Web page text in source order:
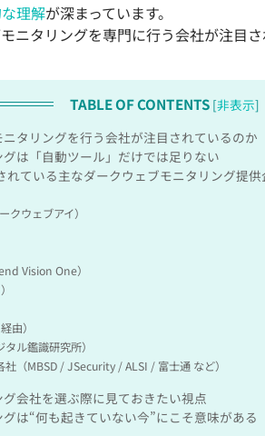
理解が深まっています。
ニタリングを専門に行う会社が注目
TABLE OF CONTENTS [非表示]
タリングを行う会社が注目されているのか
は「自動ツール」だけでは足りない
れている主なダークウェブモニタリング提供
クウェブアイ）
Vision One）
由）
ル鑑識研究所）
（MBSD / JSecurity / ALSI / 富士通 など）
会社を選ぶ際に見ておきたい視点
は“何も起きていない今”にこそ意味がある